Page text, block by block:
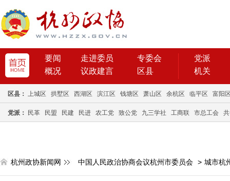
要闻 走进委员
专委会
概况
议政建言 区县
党派
机关
区县： 上城区 拱墅区 西湖区 滨江区 钱塘区 萧山区 余杭区 临平区 富阳
党派： 民革 民盟 民建 民进 农工党 致公党 九三学社 工商联 市总工会
杭州政协新闻网 中国人民政治协商会议杭州市委员会 > 城市杭